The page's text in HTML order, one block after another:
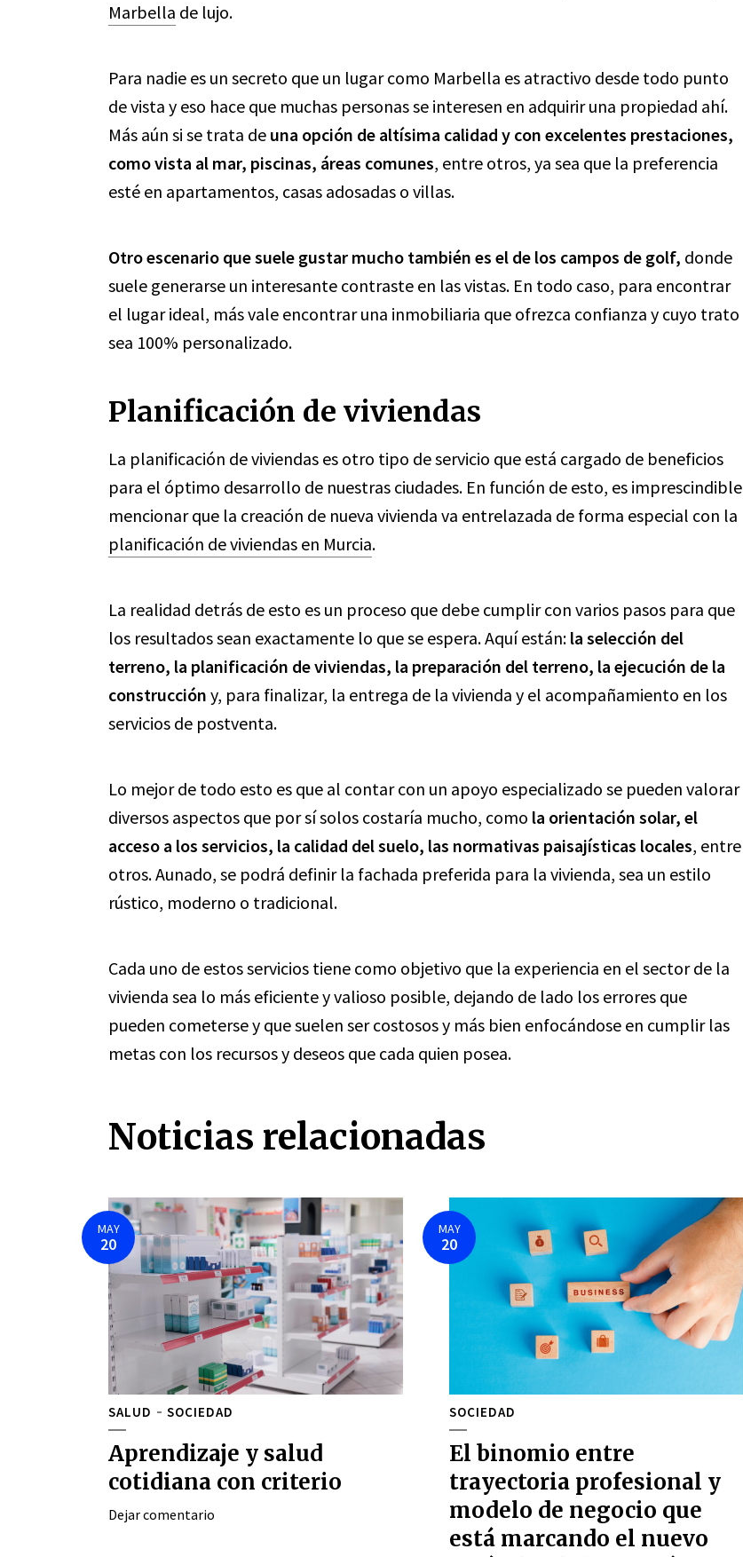
Marbella de lujo.
Para nadie es un secreto que un lugar como Marbella es atractivo desde todo punto
de vista y eso hace que muchas personas se interesen en adquirir una propiedad ahí.
Más aún si se trata de una opción de altísima calidad y con excelentes prestaciones,
como vista al mar, piscinas, áreas comunes, entre otros, ya sea que la preferencia
esté en apartamentos, casas adosadas o villas.
Otro escenario que suele gustar mucho también es el de los campos de golf, donde
suele generarse un interesante contraste en las vistas. En todo caso, para encontrar
el lugar ideal, más vale encontrar una inmobiliaria que ofrezca confianza y cuyo trato
sea 100% personalizado.
Planificación de viviendas
La planificación de viviendas es otro tipo de servicio que está cargado de beneficios
para el óptimo desarrollo de nuestras ciudades. En función de esto, es imprescindible
mencionar que la creación de nueva vivienda va entrelazada de forma especial con la
planificación de viviendas en Murcia.
La realidad detrás de esto es un proceso que debe cumplir con varios pasos para que
los resultados sean exactamente lo que se espera. Aquí están: la selección del
terreno, la planificación de viviendas, la preparación del terreno, la ejecución de la
construcción y, para finalizar, la entrega de la vivienda y el acompañamiento en los
servicios de postventa.
Lo mejor de todo esto es que al contar con un apoyo especializado se pueden valorar
diversos aspectos que por sí solos costaría mucho, como la orientación solar, el
acceso a los servicios, la calidad del suelo, las normativas paisajísticas locales, entre
otros. Aunado, se podrá definir la fachada preferida para la vivienda, sea un estilo
rústico, moderno o tradicional.
Cada uno de estos servicios tiene como objetivo que la experiencia en el sector de la
vivienda sea lo más eficiente y valioso posible, dejando de lado los errores que
pueden cometerse y que suelen ser costosos y más bien enfocándose en cumplir las
metas con los recursos y deseos que cada quien posea.
Noticias relacionadas
MAY
20
SALUD SOCIEDAD
Aprendizaje y salud
cotidiana con criterio
Dejar comentario
MAY
20
SOCIEDAD
El binomio entre
trayectoria profesional y
modelo de negocio que
está marcando el nuevo